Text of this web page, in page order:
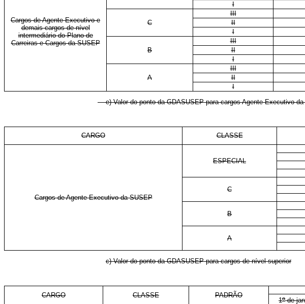
Cargos de Agente Executivo e
demais cargos de nível
intermediário do Plano de
Carreiras e Cargos da SUSEP
I
C
III
II
I
B
III
II
I
A
III
II
I
e) Valor do ponto da GDASUSEP para cargosAgente Executivo
CARGO CLASSE
Cargos de Agente Executivo daSUSEP
ESPECIAL
C
B
A
c) Valor do ponto da GDASUSEP para cargos de nível superior
CARGO CLASSE PADRÃO
1ode